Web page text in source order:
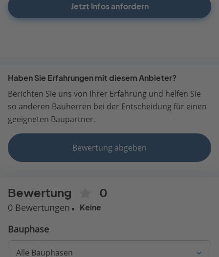
Jetzt Infos anfordern
Haben Sie Erfahrungen mit diesem Anbieter?
Berichten Sie uns von Ihrer Erfahrung und helfen Sie
so anderen Bauherren bei der Entscheidung für einen
geeigneten Baupartner.
Bewertung abgeben
Bewertung 0
0 Bewertungen Keine
Bauphase
Alle Bauphasen